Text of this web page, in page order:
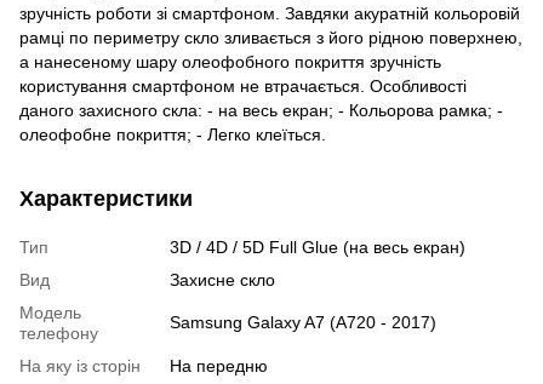
зручність роботи зі смартфоном. Завдяки акуратній кольоровій
рамці по периметру скло зливається з його рідною поверхнею,
а нанесеному шару олеофобного покриття зручність
користування смартфоном не втрачається. Особливості
даного захисного скла: - на весь екран; - Кольорова рамка; -
олеофобне покриття; - Легко клеїться.
Характеристики
Тип
3D / 4D / 5D Full Glue (на весь екран)
Вид
Захисне скло
Модель
телефону
Samsung Galaxy A7 (A720 - 2017)
На яку із сторін
На передню